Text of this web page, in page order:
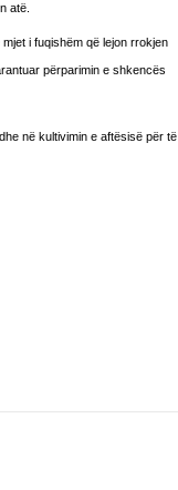
atë.
i fuqishëm që lejon rrokjen
përparimin e shkencës
në kultivimin e aftësisë për të